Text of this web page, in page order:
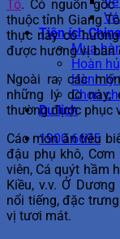
Tiện ích
Mua
Hoàn
Hành lý
Chọn
Du lịch
1900 6695
Tô. Có nguồn
thuộc tỉnh Giang
thực này có
được hương vị ban
Ngoài ra, các
những lý do này,
thường được phục
Các món ăn tiêu
đậu phụ khô,
viên, Cá quýt hầm
Kiều, v.v. Ở
nổi tiếng, đặc
vị tươi mát.